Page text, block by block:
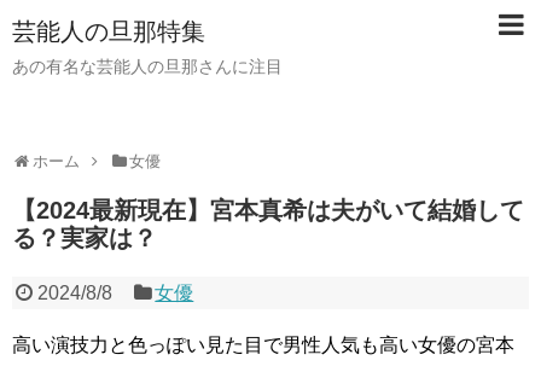
芸能人の旦那特集
あの有名な芸能人の旦那さんに注目
ホーム 女優
【2024最新現在】宮本真希は夫がいて結婚して
る？実家は？
2024/8/8 女優
高い演技力と色っぽい見た目で男性人気も高い女優の宮本